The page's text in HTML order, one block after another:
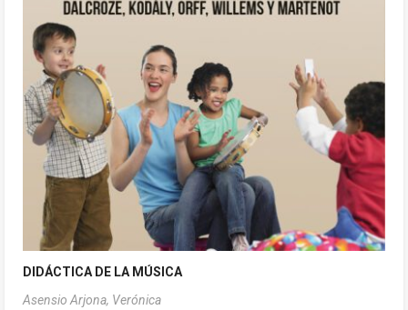
DIDÁCTICA DE LA MÚSICA
Asensio Arjona, Verónica